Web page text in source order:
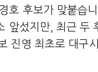
호 후보가 맞붙습
앞섰지만, 최근 두
진영 최초로 대구